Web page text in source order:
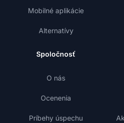
Mobilné aplikácie
Alternatívy
Spoločnosť
O nás
Ocenenia
Príbehy úspechu